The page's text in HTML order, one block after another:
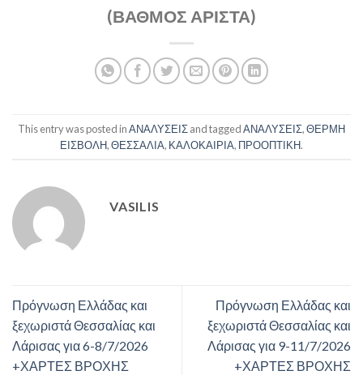
(ΒΑΘΜΟΣ ΑΡΙΣΤΑ)
This entry was posted inΑΝΑΛΥΣΕΙΣand taggedΑΝΑΛΥΣΕΙΣ,ΘΕΡΜΗ
ΕΙΣΒΟΛΗ,ΘΕΣΣΑΛΙΑ, ΚΑΛΟΚΑΙΡΙΑ, ΠΡΟΟΠΤΙΚΗ.
VASILIS
Πρόγνωση Ελλάδας και
ξεχωριστά Θεσσαλίας και
Λάρισας για 6-8/7/2026
+ΧΑΡΤΕΣ ΒΡΟΧΗΣ
Πρόγνωση Ελλάδας και
ξεχωριστά Θεσσαλίας και
Λάρισας για 9-11/7/2026
+ΧΑΡΤΕΣ ΒΡΟΧΗΣ